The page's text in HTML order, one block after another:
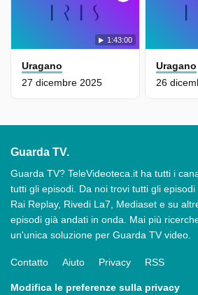
1:43:00
Uragano
27 dicembre 2025
Uragano
26
Guarda TV.
Guarda TV? TeleVideoteca.it ha tutti i
tutti gli episodi. Da noi trovi tutti gli
Rai Replay, Rivedi La7, Mediaset e su
episodi già andati in onda. Mai più
un'unica soluzione per Guarda TV video.
Contatto Aiuto Privacy RSS
Modifica le preferenze sulla privacy